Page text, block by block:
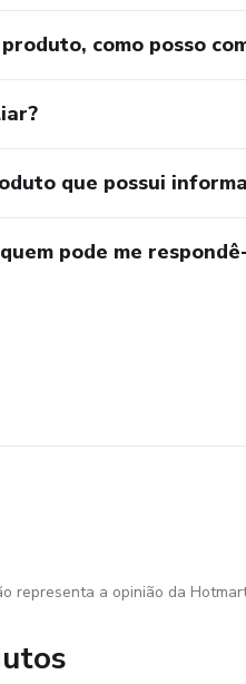
como posso
que possui
pode me
representa a opinião da